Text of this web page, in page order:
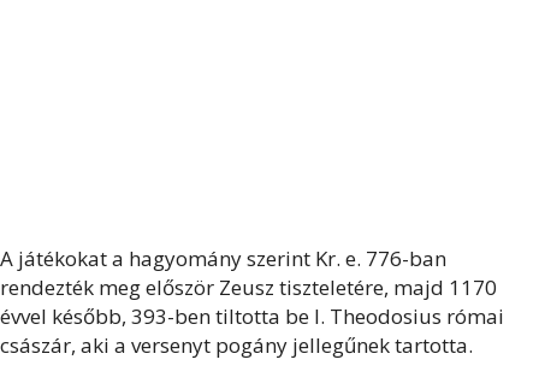
A játékokat a hagyomány szerint Kr. e. 776-ban
rendezték meg először Zeusz tiszteletére, majd 1170
évvel később, 393-ben tiltotta be I. Theodosius római
császár, aki a versenyt pogány jellegűnek tartotta.